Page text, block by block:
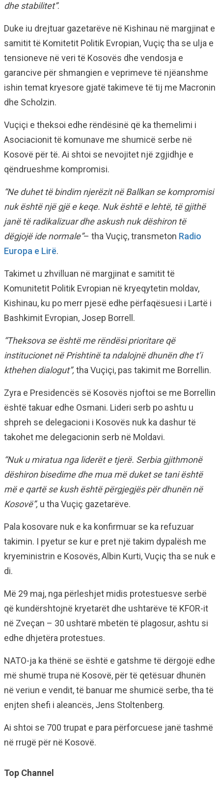
dhe stabilitet”.
Duke iu drejtuar gazetarëve në Kishinau në margjinat e
samitit të Komitetit Politik Evropian, Vuçiç tha se ulja e
tensioneve në veri të Kosovës dhe vendosja e
garancive për shmangien e veprimeve të njëanshme
ishin temat kryesore gjatë takimeve të tij me Macronin
dhe Scholzin.
Vuçiçi e theksoi edhe rëndësinë që ka themelimi i
Asociacionit të komunave me shumicë serbe në
Kosovë për të. Ai shtoi se nevojitet një zgjidhje e
qëndrueshme kompromisi.
“Ne duhet të bindim njerëzit në Ballkan se kompromisi
nuk është një gjë e keqe. Nuk është e lehtë, të gjithë
janë të radikalizuar dhe askush nuk dëshiron të
dëgjojë ide normale”– tha Vuçiç, transmeton Radio
Europa e Lirë.
Takimet u zhvilluan në margjinat e samitit të
Komunitetit Politik Evropian në kryeqytetin moldav,
Kishinau, ku po merr pjesë edhe përfaqësuesi i Lartë i
Bashkimit Evropian, Josep Borrell.
“Theksova se është me rëndësi prioritare që
institucionet në Prishtinë ta ndalojnë dhunën dhe t’i
kthehen dialogut”, tha Vuçiçi, pas takimit me Borrellin.
Zyra e Presidencës së Kosovës njoftoi se me Borrellin
është takuar edhe Osmani. Lideri serb po ashtu u
shpreh se delegacioni i Kosovës nuk ka dashur të
takohet me delegacionin serb në Moldavi.
“Nuk u miratua nga liderët e tjerë. Serbia gjithmonë
dëshiron bisedime dhe mua më duket se tani është
më e qartë se kush është përgjegjës për dhunën në
Kosovë”, u tha Vuçiç gazetarëve.
Pala kosovare nuk e ka konfirmuar se ka refuzuar
takimin. I pyetur se kur e pret një takim dypalësh me
kryeministrin e Kosovës, Albin Kurti, Vuçiç tha se nuk e
di.
Më 29 maj, nga përleshjet midis protestuesve serbë
që kundërshtojnë kryetarët dhe ushtarëve të KFOR-it
në Zveçan – 30 ushtarë mbetën të plagosur, ashtu si
edhe dhjetëra protestues.
NATO-ja ka thënë se është e gatshme të dërgojë edhe
më shumë trupa në Kosovë, për të qetësuar dhunën
në veriun e vendit, të banuar me shumicë serbe, tha të
enjten shefi i aleancës, Jens Stoltenberg.
Ai shtoi se 700 trupat e para përforcuese janë tashmë
në rrugë për në Kosovë.
Top Channel